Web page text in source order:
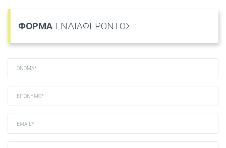
ΦΟΡΜΑ ΕΝΔΙΑΦΕΡΟΝΤΟΣ